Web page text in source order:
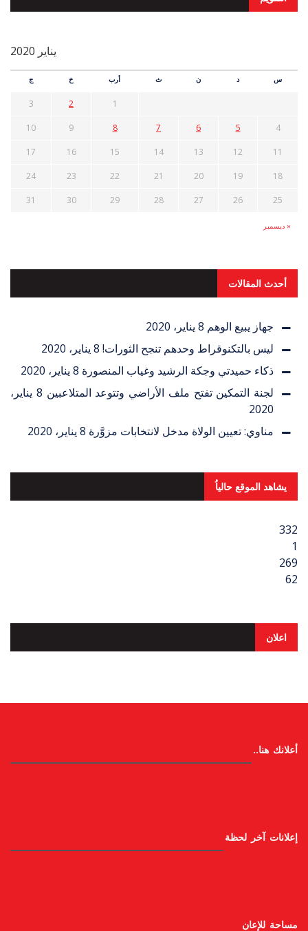
يناير 2020
س د ن ث أرب خ ج
« ديسمبر
1
2
3
4
5
6
7
8
9
10
11
12
13
14
15
16
17
18
19
20
21
22
23
24
25
26
27
28
29
30
31
أحدث المقالات
جهاز يبيع الوهم 8 يناير، 2020
ليس بالتكنوقراط وحدهم تنجح الثورات! 8 يناير، 2020
ذكاء حميدتي وجكة الرشيد وغياب المنصورة 8 يناير، 2020
لجنة التمكين تفتح ملف الأراضي وتتوعد المتلاعبين
8 يناير،
2020
مناوي: تعيين الولاة مدخل لانتخابات مزوَّرة 8 يناير، 2020
يشاهد الموقع حالياُ
332
1
269
62
اعلان
أعلانك هنا..
إعلانات آخر لحظة
مساحة للإعان